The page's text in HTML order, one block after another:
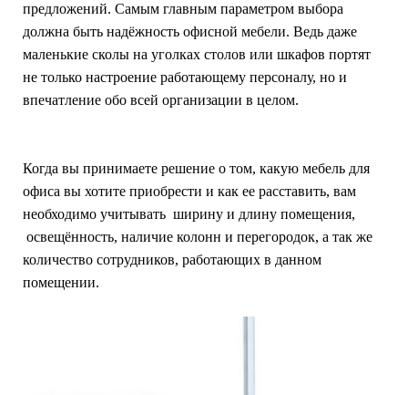
предложений. Самым главным параметром выбора
должна быть надёжность офисной мебели. Ведь даже
маленькие сколы на уголках столов или шкафов портят
не только настроение работающему персоналу, но и
впечатление обо всей организации в целом.
Когда вы принимаете решение о том, какую мебель для
офиса вы хотите приобрести и как ее расставить, вам
необходимо учитывать ширину и длину помещения,
освещённость, наличие колонн и перегородок, а так же
количество сотрудников, работающих в данном
помещении.